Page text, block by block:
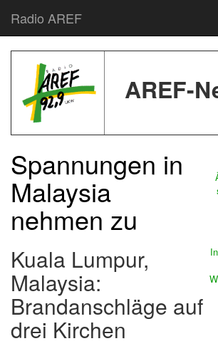
Radio AREF
AREF-
Spannungen in
Malaysia
nehmen zu
Kuala Lumpur,
Malaysia:
Brandanschläge auf
drei Kirchen